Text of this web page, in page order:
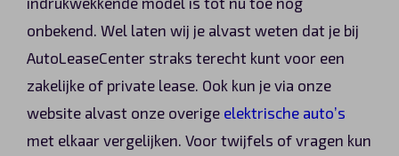
onbekend. Wel laten wij je alvast weten dat je bij
AutoLeaseCenter straks terecht kunt voor een
zakelijke of private lease. Ook kun je via onze
website alvast onze overige elektrische auto’s
met elkaar vergelijken. Voor twijfels of vragen kun